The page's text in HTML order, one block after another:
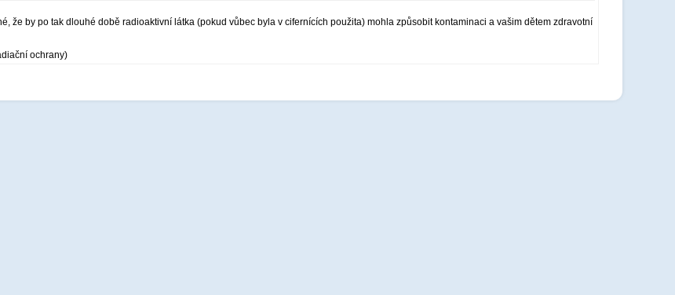
že by po tak dlouhé době radioaktivní látka (pokud vůbec byla v cifernících použita) mohla způsobit kontaminaci a vašim dětem zdravotní
ochrany)